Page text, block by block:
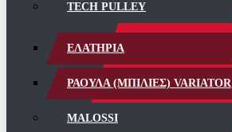
TECH PULLEY
ΕΛΑΤΗΡΙΑ
ΡΑΟΥΛΑ (ΜΠΙΛΙΕΣ) VARIATOR
MALOSSI